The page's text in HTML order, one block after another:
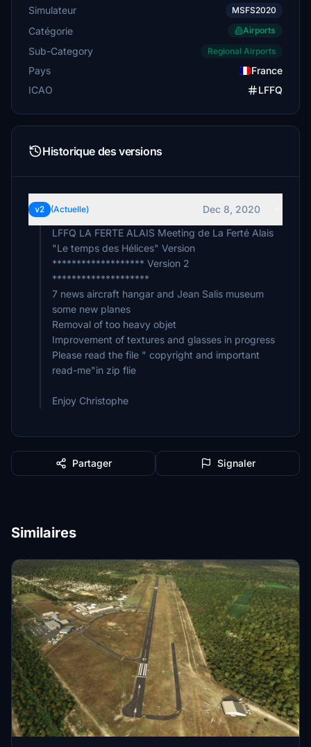
Simulateur MSFS2020
Catégorie Airports
Sub-Category Regional Airports
Pays
France
ICAO
LFFQ
Historique des versions
v2 (Actuelle)
Dec 8, 2020
LFFQ LA FERTE ALAIS Meeting de La Ferté Alais
"Le temps des Hélices" Version
******************* Version 2
********************
7 news aircraft hangar and Jean Salis museum
some new planes
Removal of too heavy objet
Improvement of textures and glasses in progress
Please read the file " copyright and important
read-me"in zip flie
Enjoy Christophe
Partager Signaler
Similaires